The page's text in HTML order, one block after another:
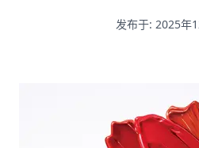
发布于: 2025年